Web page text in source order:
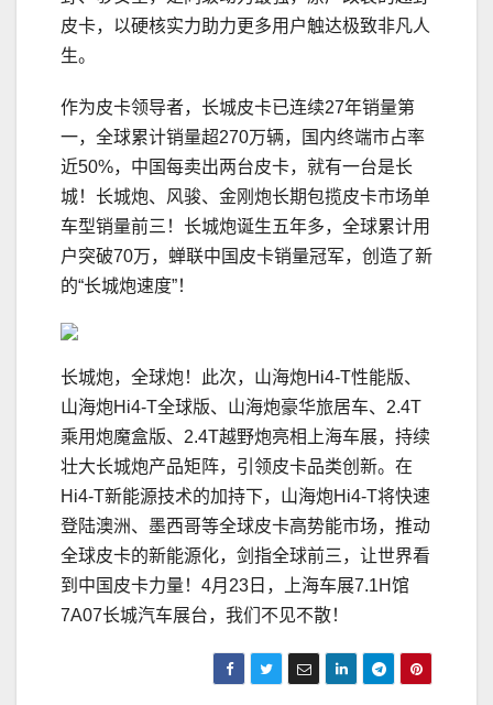
皮卡，以硬核实力助力更多用户触达极致非凡人
生。
作为皮卡领导者，长城皮卡已连续27年销量第
一，全球累计销量超270万辆，国内终端市占率
近50%，中国每卖出两台皮卡，就有一台是长
城！长城炮、风骏、金刚炮长期包揽皮卡市场单
车型销量前三！长城炮诞生五年多，全球累计用
户突破70万，蝉联中国皮卡销量冠军，创造了新
的“长城炮速度”！
长城炮，全球炮！此次，山海炮Hi4-T性能版、
山海炮Hi4-T全球版、山海炮豪华旅居车、2.4T
乘用炮魔盒版、2.4T越野炮亮相上海车展，持续
壮大长城炮产品矩阵，引领皮卡品类创新。在
Hi4-T新能源技术的加持下，山海炮Hi4-T将快速
登陆澳洲、墨西哥等全球皮卡高势能市场，推动
全球皮卡的新能源化，剑指全球前三，让世界看
到中国皮卡力量！4月23日，上海车展7.1H馆
7A07长城汽车展台，我们不见不散！